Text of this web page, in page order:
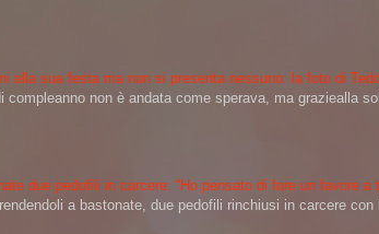
alla sua festa ma non si presenta nessuno: la foto di
compleanno non è andata come sperava, ma graziealla
due pedofili in carcere: “Ho pensato di fare un favore a
a bastonate, due pedofili rinchiusi in carcere con